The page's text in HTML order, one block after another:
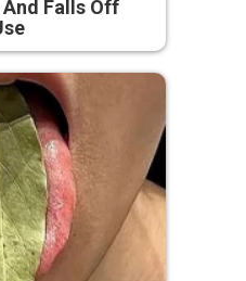
And Falls Off